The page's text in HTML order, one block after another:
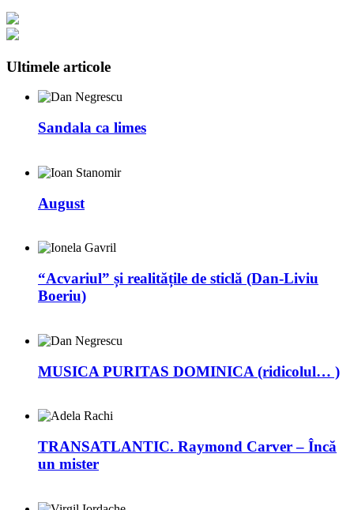
Ultimele articole
Sandala ca limes
August
“Acvariul” și realitățile de sticlă (Dan-Liviu
Boeriu)
MUSICA PURITAS DOMINICA (ridicolul… )
TRANSATLANTIC. Raymond Carver – Încă
un mister